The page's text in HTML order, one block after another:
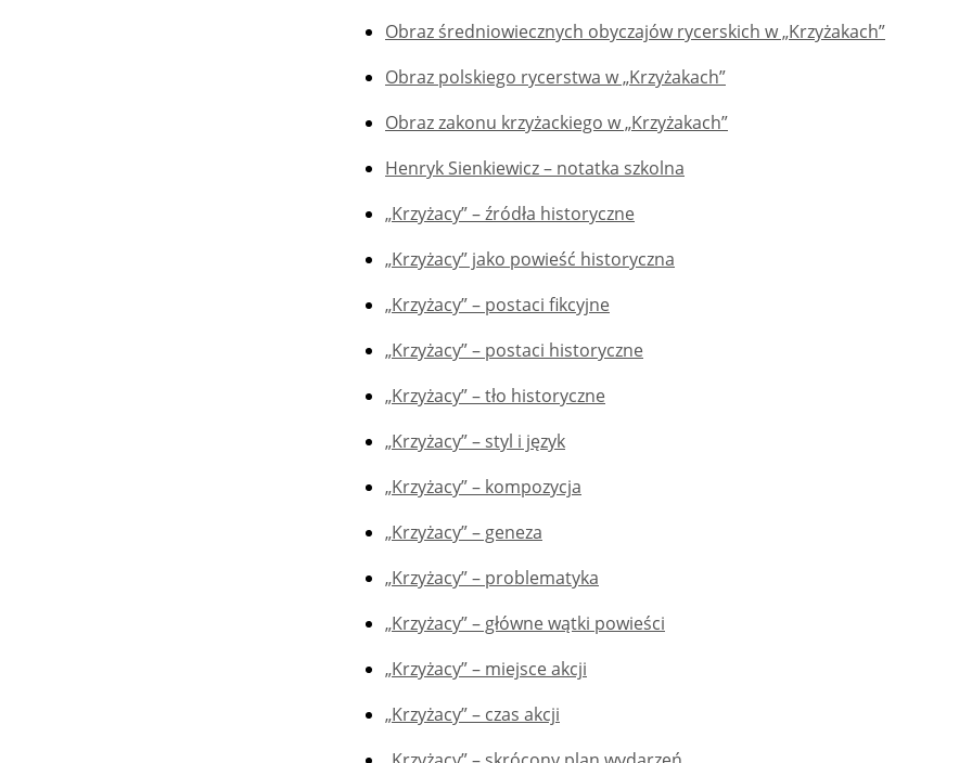
Obraz średniowiecznych obyczajów rycerskich w „Krzyżakach”
Obraz polskiego rycerstwa w „Krzyżakach”
Obraz zakonu krzyżackiego w „Krzyżakach”
Henryk Sienkiewicz – notatka szkolna
„Krzyżacy” – źródła historyczne
„Krzyżacy” jako powieść historyczna
„Krzyżacy” – postaci fikcyjne
„Krzyżacy” – postaci historyczne
„Krzyżacy” – tło historyczne
„Krzyżacy” – styl i język
„Krzyżacy” – kompozycja
„Krzyżacy” – geneza
„Krzyżacy” – problematyka
„Krzyżacy” – główne wątki powieści
„Krzyżacy” – miejsce akcji
„Krzyżacy” – czas akcji